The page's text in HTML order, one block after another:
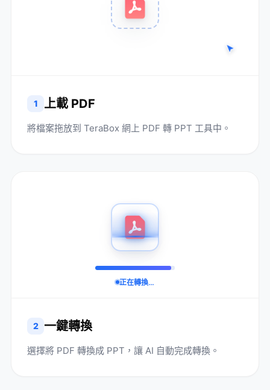
1 上載 PDF
將檔案拖放到 TeraBox 網上 PDF 轉 PPT 工具中。
正在轉換…
2 一鍵轉換
選擇將 PDF 轉換成 PPT，讓 AI 自動完成轉換。